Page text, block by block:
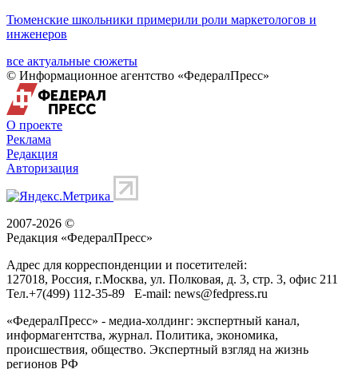
Тюменские школьники примерили роли маркетологов и
инженеров
все актуальные сюжеты
© Информационное агентство «ФедералПресс»
О проекте
Реклама
Редакция
Авторизация
2007-2026 ©
Редакция «ФедералПресс»
Адрес для корреспонденции и посетителей:
127018, Россия, г.Москва, ул. Полковая, д. 3, стр. 3, офис 211
Тел.+7(499) 112-35-89 E-mail: news@fedpress.ru
«ФедералПресс» - медиа-холдинг: экспертный канал,
информагентства, журнал. Политика, экономика,
происшествия, общество. Экспертный взгляд на жизнь
регионов РФ